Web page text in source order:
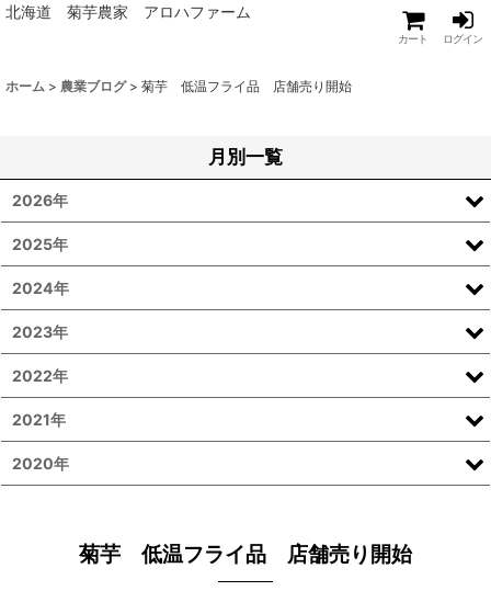
北海道 菊芋農家 アロハファーム
カート ログイン
ホーム > 農業ブログ > 菊芋 低温フライ品 店舗売り開始
菊芋 低温フライ品 店舗売り開始
月別一覧
2026年
2025年
2024年
2023年
2022年
2021年
2020年